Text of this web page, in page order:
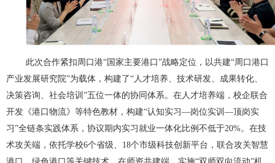
此次合作紧扣周口港“国家主要港口”战略定位，以共建“周口港口
产业发展研究院”为载体，构建了“人才培养、技术研发、成果转化、
决策咨询、社会培训”五位一体的协同体系。在人才培养端，校企联合
开发《港口物流》等特色教材，构建“认知实习—岗位实训—顶岗实
习”全链条实践体系，协议期内实习就业一体化比例不低于20%。在技
术攻关端，依托学校6个省级、18个市级科技创新平台，联合攻关智慧